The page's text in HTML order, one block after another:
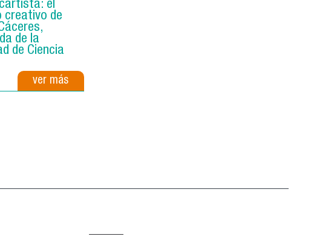
el
creativo de
de la
de Ciencia
ver más